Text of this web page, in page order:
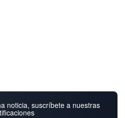
noticia, suscríbete a nuestras